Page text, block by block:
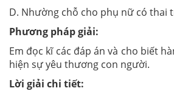
D. Nhường chỗ cho phụ nữ có thai
Phương pháp giải:
Em đọc kĩ các đáp án và cho biết
hiện sự yêu thương con người.
Lời giải chi tiết: